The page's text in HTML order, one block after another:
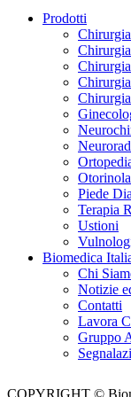
Prodotti
Piede
Terapia
Ustioni
Biomedica
Chi
Notizie
Contatti
Lavora
Gruppo